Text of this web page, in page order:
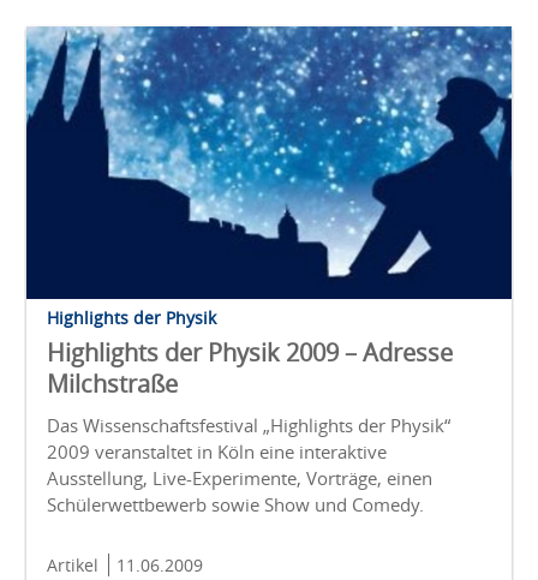
Highlights der Physik
Highlights der Physik 2009 – Adresse
Milchstraße
Das Wissenschaftsfestival „Highlights der Physik“
2009 veranstaltet in Köln eine interaktive
Ausstellung, Live-Experimente, Vorträge, einen
Schülerwettbewerb sowie Show und Comedy.
Artikel 11.06.2009